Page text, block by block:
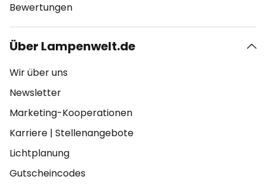
Bewertungen
Über Lampenwelt.de
Wir über uns
Newsletter
Marketing-Kooperationen
Karriere | Stellenangebote
Lichtplanung
Gutscheincodes